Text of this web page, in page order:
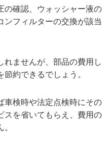
の確認、ウォッシャー液の
ンフィルターの交換が該当
れませんが、部品の費用し
約できるでしょう。
車検時や法定点検時にその
スを省いてもらえ、費用の